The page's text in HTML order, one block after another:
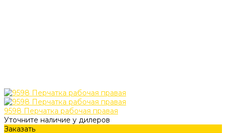
9598 Перчатка рабочая правая
Уточните наличие у дилеров
Заказать